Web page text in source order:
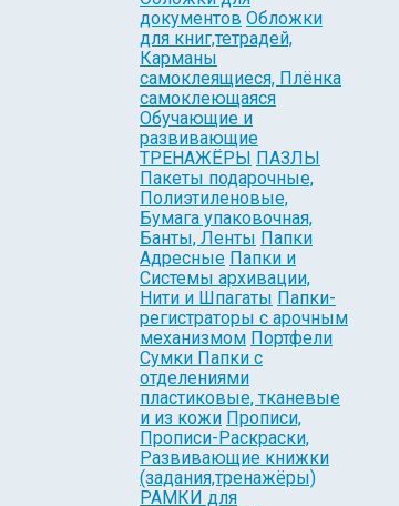
документов Обложки
для книг,тетрадей,
Карманы
самоклеящиеся, Плёнка
самоклеющаяся
Обучающие и
развивающие
ТРЕНАЖЁРЫ ПАЗЛЫ
Пакеты подарочные,
Полиэтиленовые,
Бумага упаковочная,
Банты, Ленты Папки
Адресные Папки и
Системы архивации,
Нити и Шпагаты Папки-
регистраторы с арочным
механизмом Портфели
Сумки Папки с
отделениями
пластиковые, тканевые
и из кожи Прописи,
Прописи-Раскраски,
Развивающие книжки
(задания,тренажёры)
РАМКИ для